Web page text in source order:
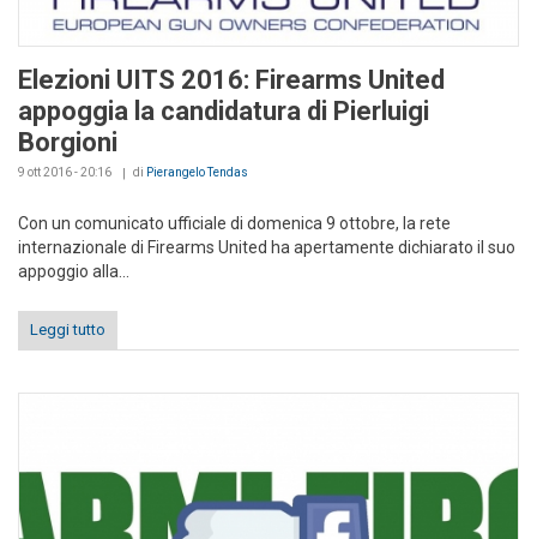
Elezioni UITS 2016: Firearms United
appoggia la candidatura di Pierluigi
Borgioni
9 ott 2016 - 20:16 di Pierangelo Tendas
Con un comunicato ufficiale di domenica 9 ottobre, la rete
internazionale di Firearms United ha apertamente dichiarato il suo
appoggio alla...
Leggi tutto